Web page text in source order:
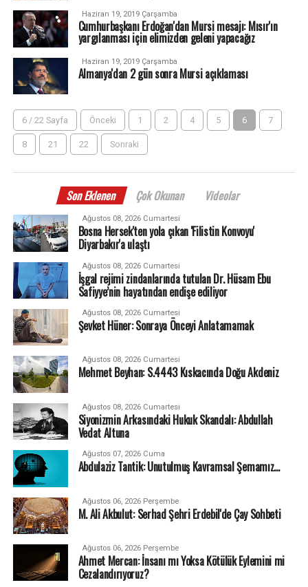
Haziran 19, 2019 Çarşamba
Cumhurbaşkanı Erdoğan'dan Mursi mesajı: Mısır'ın
yargılanması için elimizden geleni yapacağız
Haziran 19, 2019 Çarşamba
Almanya'dan 2 gün sonra Mursi açıklaması
6 / 22 Sayfa Önceki 1 2 4 5 6 7
8 21 22 Sonraki
Son Eklenen Çok Okunan Videolar
Ağustos 08, 2026 Cumartesi
Bosna Hersek'ten yola çıkan 'Filistin Konvoyu'
Diyarbakır'a ulaştı
Ağustos 08, 2026 Cumartesi
İşgal rejimi zindanlarında tutulan Dr. Hüsam Ebu
Safiyye’nin hayatından endişe ediliyor
Ağustos 08, 2026 Cumartesi
Şevket Hüner: Sonraya Önceyi Anlatamamak
Ağustos 08, 2026 Cumartesi
Mehmet Beyhan: S.4443 Kıskacında Doğu Akdeniz
Ağustos 08, 2026 Cumartesi
Siyonizmin Arkasındaki Hukuk Skandalı: Abdullah
Vedat Altuna
Ağustos 07, 2026 Cuma
Abdulaziz Tantik: Unutulmuş Kavramsal Şemamız…
Ağustos 06, 2026 Perşembe
M. Ali Akbulut: Serhad Şehri Erdebil'de Çay Sohbeti
Ağustos 06, 2026 Perşembe
Ahmet Mercan: İnsanı mı Yoksa Kötülük Eylemini mi
Cezalandırıyoruz?